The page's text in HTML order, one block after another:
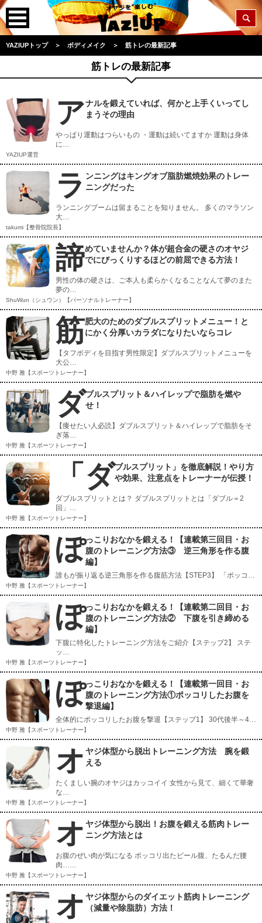
YAZIUPトップ ＞ ボディメイク ＞ 筋トレの最新記事
筋トレの最新記事
アナルを鍛えていれば、何かと上手くいってし
まうその理由
やっぱり運動はつらいもの ・運動は続いてますか 運動は身体
に…
YAZIUP運営
ラ ンニングはキングオブ脂肪燃焼効果のトレー
ニングだった
ランニングブームは留まることを知りません。 多くのマラソン
大…
takumi【整骨院院長】
諦めていませんか？体が超合金の硬さのオヤジ
でにびっくりするほどの前屈できる方法！
男性の体の硬さは、ご本人も柔らかくなることなんて夢のまた
夢の…
ShuWun（シュウン）【パーソナルトレーナー】
筋肥大のためのダブルスプリットメニュー！と
にかく分厚いカラダになりたいならコレ
【タフボディを目指す男性限定】ダブルスプリットメニューを
大公…
中野 雅【スポーツトレーナー】
ダブルスプリット＆ハイレップで脂肪を燃や
せ！
【痩せたい人必読】ダブルスプリット＆ハイレップで脂肪をそ
ぎ落…
中野 雅【スポーツトレーナー】
「ダブルスプリット」を徹底解説！やり方
や効果、注意点をトレーナーが伝授！
ダブルスプリットとは？ ダブルスプリットとは「ダブル＝2
回」…
中野 雅【スポーツトレーナー】
ぽっこりおなかを鍛える！【連載第三回目・お
腹のトレーニング方法③ 逆三角形を作る腹
編】
誰もが振り返る逆三角形を作る腹筋方法【STEP3】 「ポッコ…
中野 雅【スポーツトレーナー】
ぽっこりおなかを鍛える！【連載第二回目・お
腹のトレーニング方法② 下腹を引き締める
編】
下腹に特化したトレーニング方法をご紹介【ステップ2】 ステ
ッ…
中野 雅【スポーツトレーナー】
ぽっこりおなかを鍛える！【連載第一回目・お
腹のトレーニング方法①ポッコリしたお腹を
撃退編】
全体的にポッコリしたお腹を撃退【ステップ1】 30代後半～4…
中野 雅【スポーツトレーナー】
オ ヤジ体型から脱出トレーニング方法 腕を鍛
える
たくましい腕のオヤジはカッコイイ 女性から見て、細くて華奢
な…
中野 雅【スポーツトレーナー】
オ ヤジ体型から脱出！お腹を鍛える筋肉トレー
ニング方法とは
お腹のぜい肉が気になる ポッコリ出たビール腹、たるんだ腰
肉……
中野 雅【スポーツトレーナー】
オ ヤジ体型からのダイエット筋肉トレーニング
（減量や除脂肪）方法！